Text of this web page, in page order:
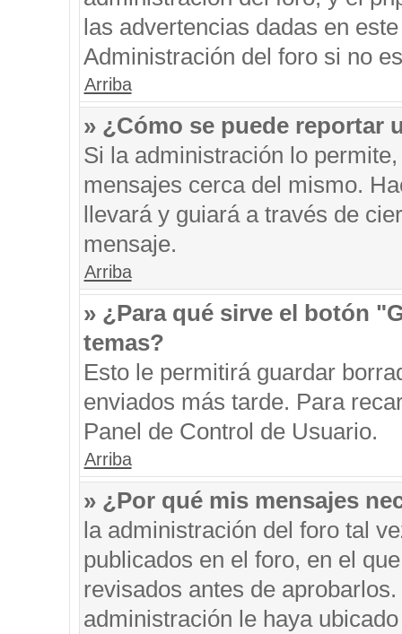
las advertencias dadas en
Administración del foro si no
Arriba
» ¿Cómo se puede reportar
Si la administración lo
mensajes cerca del mismo.
llevará y guiará a través de
mensaje.
Arriba
» ¿Para qué sirve el botón
temas?
Esto le permitirá guardar
enviados más tarde. Para
Panel de Control de Usuario.
Arriba
» ¿Por qué mis mensajes
la administración del foro tal
publicados en el foro, en el
revisados antes de
administración le haya